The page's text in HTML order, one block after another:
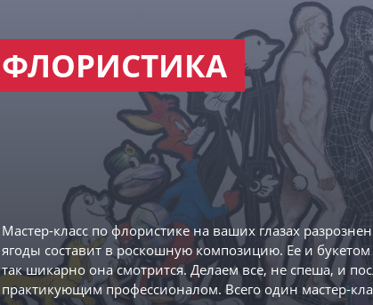
ФЛОРИСТИКА
Мастер-класс по флористике на ваших глазах
ягоды составит в роскошную композицию. Ее и букетом
так шикарно она смотрится. Делаем все, не спеша, и
практикующим профессионалом. Всего один мастер-